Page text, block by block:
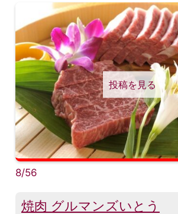
投稿を見る
8/56
焼肉 グルマンズいとう